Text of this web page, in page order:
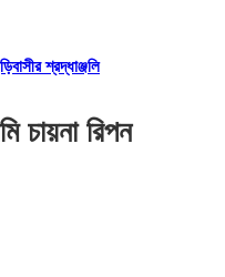
শ্রদ্ধাঞ্জলি
চায়না রিপন